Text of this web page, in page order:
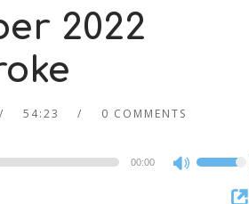
2022
54:23 0 COMMENTS
00:00
Use
Up/Down